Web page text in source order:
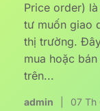
Price order)
tư muốn giao
thị trường.
mua hoặc
trên...
admin 07